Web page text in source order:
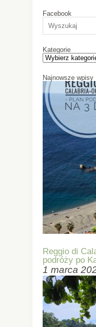
Facebook
Kategorie
Najnowsze wpisy
Reggio di
podróży po
1 marca